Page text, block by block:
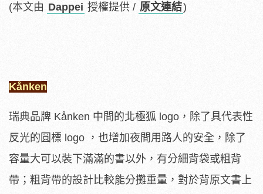
(本文由 Dappei 授權提供 / 原文連結)
Kånken
瑞典品牌 Kånken 中間的北極狐 logo，除了具代表性
反光的圓標 logo ，也增加夜間用路人的安全，除了
容量大可以裝下滿滿的書以外，有分細背袋或粗背
帶；粗背帶的設計比較能分攤重量，對於背原文書上